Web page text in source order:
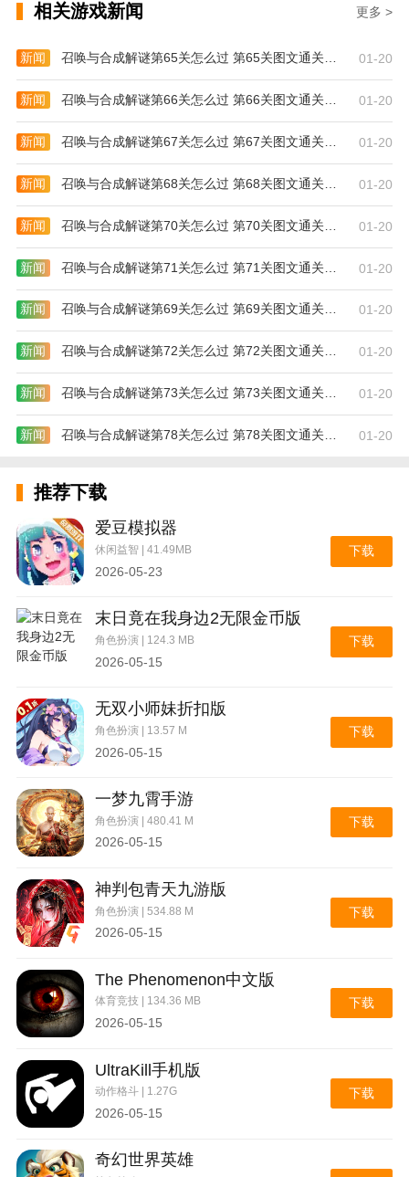
相关游戏新闻 更多 >
新闻 召唤与合成解谜第65关怎么过 第65关图文通关攻略 01-20
新闻 召唤与合成解谜第66关怎么过 第66关图文通关攻略 01-20
新闻 召唤与合成解谜第67关怎么过 第67关图文通关攻略 01-20
新闻 召唤与合成解谜第68关怎么过 第68关图文通关攻略 01-20
新闻 召唤与合成解谜第70关怎么过 第70关图文通关攻略 01-20
新闻 召唤与合成解谜第71关怎么过 第71关图文通关攻略 01-20
新闻 召唤与合成解谜第69关怎么过 第69关图文通关攻略 01-20
新闻 召唤与合成解谜第72关怎么过 第72关图文通关攻略 01-20
新闻 召唤与合成解谜第73关怎么过 第73关图文通关攻略 01-20
新闻 召唤与合成解谜第78关怎么过 第78关图文通关攻略 01-20
推荐下载
爱豆模拟器
休闲益智 | 41.49MB
2026-05-23
下载
末日竟在我身边2无限金币版
角色扮演 | 124.3 MB
2026-05-15
下载
无双小师妹折扣版
角色扮演 | 13.57 M
2026-05-15
下载
一梦九霄手游
角色扮演 | 480.41 M
2026-05-15
下载
神判包青天九游版
角色扮演 | 534.88 M
2026-05-15
下载
The Phenomenon中文版
体育竞技 | 134.36 MB
2026-05-15
下载
UltraKill手机版
动作格斗 | 1.27G
2026-05-15
下载
奇幻世界英雄